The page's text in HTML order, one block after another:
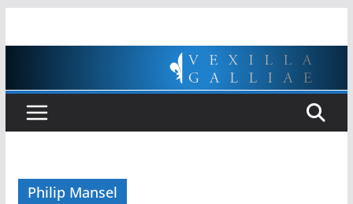
Philip Mansel